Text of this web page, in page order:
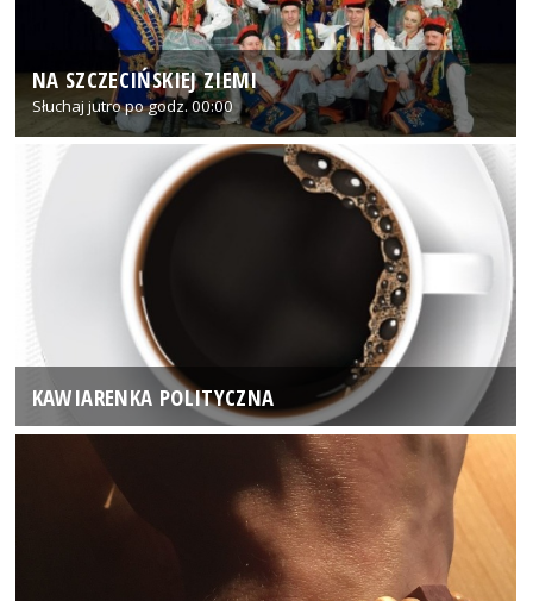
NA SZCZECIŃSKIEJ ZIEMI
Słuchaj jutro po godz. 00:00
KAWIARENKA POLITYCZNA